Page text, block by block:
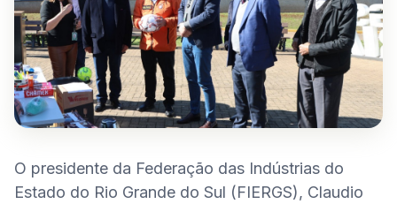
O presidente da Federação das Indústrias do
Estado do Rio Grande do Sul (FIERGS), Claudio